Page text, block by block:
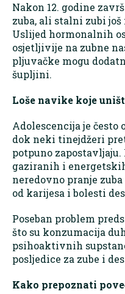
Nakon 12. godine
zuba, ali stalni zubi
Uslijed hormonalnih
osjetljivije na zubne
pljuvačke mogu
šupljini.
Loše navike koje
Adolescencija je često
dok neki tinejdžeri
potpuno
gaziranih i
neredovno pranje
od karijesa i bolesti
Poseban problem
što su konzumacija
psihoaktivnih
posljedice za zube i
Kako prepoznati